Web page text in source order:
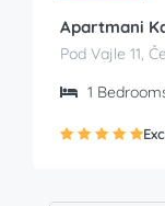
Apartmani
Pod Vajle 11,
1